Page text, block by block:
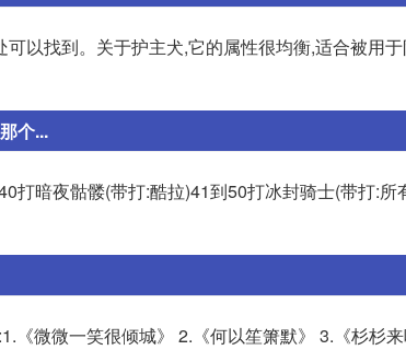
以找到。关于护主犬,它的属性很均衡,适合被用
个...
打暗夜骷髅(带打:酷拉)41到50打冰封骑士(带打:所
微微一笑很倾城》 2.《何以笙箫默》 3.《杉杉